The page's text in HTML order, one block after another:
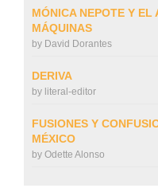
MÓNICA NEPOTE Y
MÁQUINAS
by David Dorantes
DERIVA
by literal-editor
FUSIONES Y
MÉXICO
by Odette Alonso